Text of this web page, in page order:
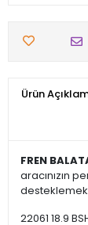
Ürün
FREN
aracınızın
22061 18.9